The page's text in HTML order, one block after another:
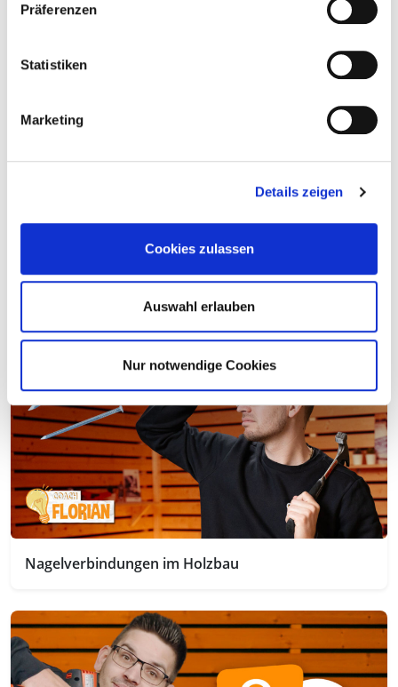
Präferenzen
Statistiken
Marketing
Details zeigen
Cookies zulassen
Auswahl erlauben
Nur notwendige Cookies
Unsere Schrauben – Richtig Verschrauben
Nagelverbindungen im Holzbau